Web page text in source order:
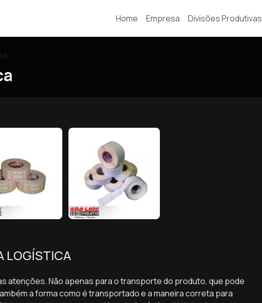
Home Empresa Divisões Produtivas
LOGÍSTICA
atenções. Não apenas para o transporte do produto, que pode
a forma como é transportado e a maneira correta para